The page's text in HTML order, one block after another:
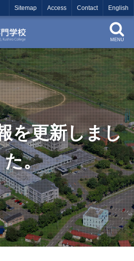
Sitemap Access Contact English
MENU
を更新しまし
た。